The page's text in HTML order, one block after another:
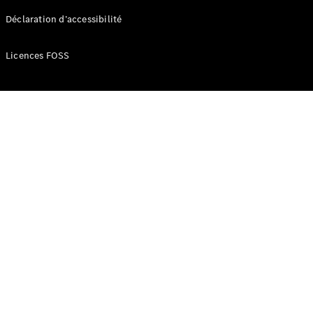
Leasing &
Déclaration d’accessibilité
Licences FOSS